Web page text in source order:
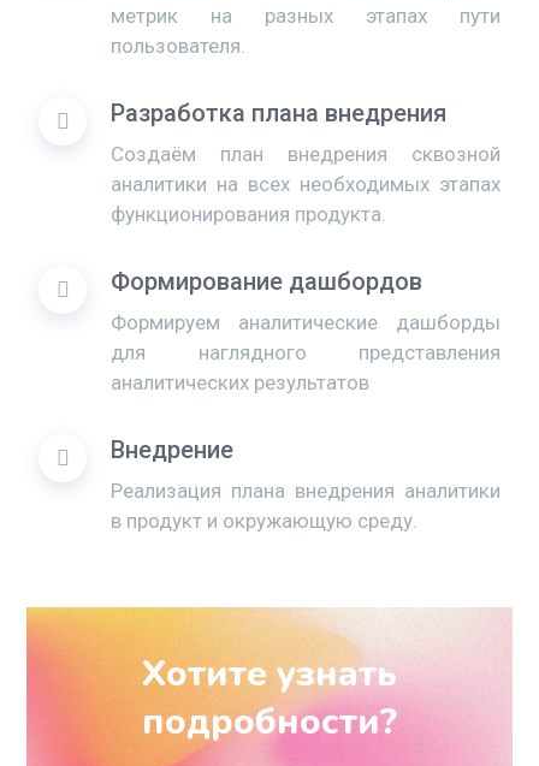
метрик на разных этапах пути
пользователя.
Разработка плана внедрения
Создаём план внедрения сквозной
аналитики на всех необходимых этапах
функционирования продукта.
Формирование дашбордов
Формируем аналитические дашборды
для наглядного представления
аналитических результатов
Внедрение
Реализация плана внедрения аналитики
в продукт и окружающую среду.
Хотите узнать
подробности?